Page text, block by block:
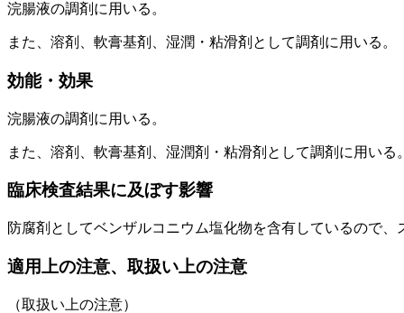
浣腸液の調剤に用いる。
また、溶剤、軟膏基剤、湿潤・粘滑剤として調剤に用いる。
効能・効果
浣腸液の調剤に用いる。
また、溶剤、軟膏基剤、湿潤剤・粘滑剤として調剤に用いる
臨床検査結果に及ぼす影響
防腐剤としてベンザルコニウム塩化物を含有しているので
適用上の注意、取扱い上の注意
（取扱い上の注意）